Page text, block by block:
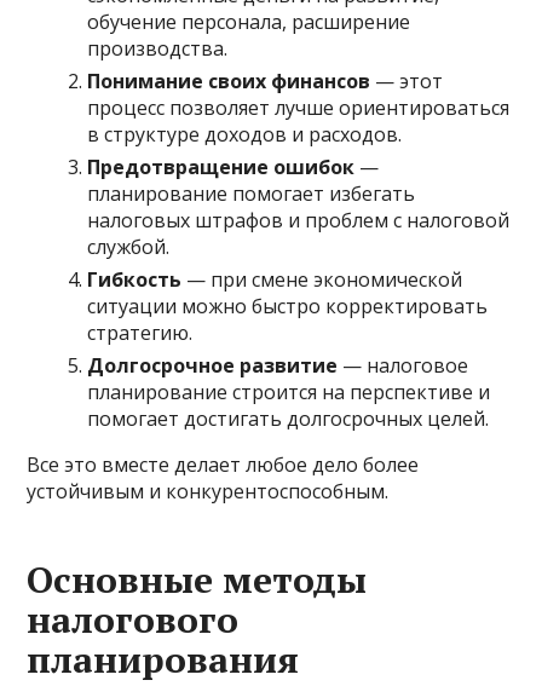
обучение персонала, расширение
производства.
Понимание своих финансов — этот
процесс позволяет лучше ориентироваться
в структуре доходов и расходов.
Предотвращение ошибок —
планирование помогает избегать
налоговых штрафов и проблем с налоговой
службой.
Гибкость — при смене экономической
ситуации можно быстро корректировать
стратегию.
Долгосрочное развитие — налоговое
планирование строится на перспективе и
помогает достигать долгосрочных целей.
Все это вместе делает любое дело более
устойчивым и конкурентоспособным.
Основные методы
налогового
планирования